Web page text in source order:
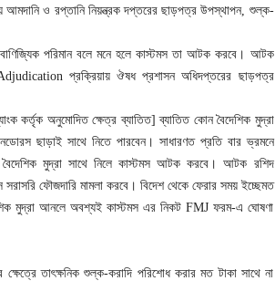
ও রপ্তানি নিয়ন্ত্রক দপ্তরের ছাড়পত্র উপস্থাপন, শুল্ক-
পরিমান বলে মনে হলে কাস্টমস তা আটক করবে। আটক
প্রক্রিয়ায় ঔষধ প্রশাসন অধিদপ্তরের ছাড়পত্র
কর্তৃক অনুমোদিত ক্ষেত্র ব্যাতিত] ব্যাতিত কোন বৈদেশিক মুদ্রা
ছাড়াই সাথে নিতে পারবেন। সাধারণত প্রতি বার ভ্রমনে
মুদ্রা সাথে নিলে কাস্টমস আটক করবে। আটক রশিদ
ফৌজদারি মামলা করবে। বিদেশ থেকে ফেরার সময় ইচ্ছেমত
মুদ্রা আনলে অবশ্যই কাস্টমস এর নিকট FMJ ফরম-এ ঘোষণা
তাৎক্ষনিক শুল্ক-করাদি পরিশোধ করার মত টাকা সাথে না